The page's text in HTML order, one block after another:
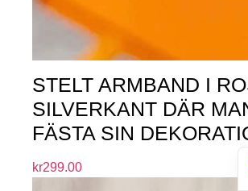
STELT ARMBAND I
SILVERKANT DÄR
FÄSTA SIN
kr299.00